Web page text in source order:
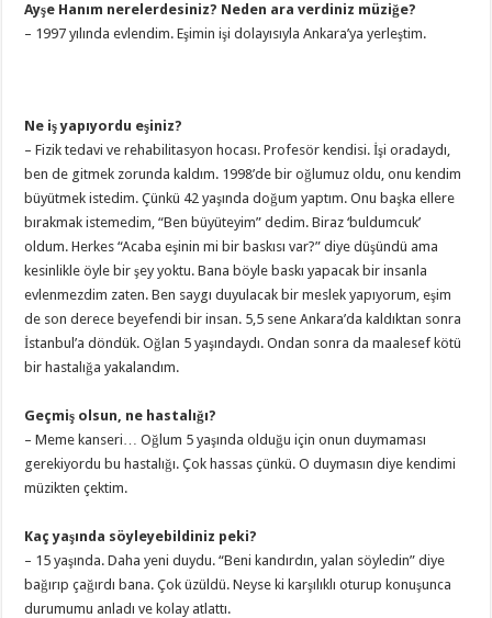
Ayşe Hanım nerelerdesiniz? Neden ara verdiniz müziğe?
– 1997 yılında evlendim. Eşimin işi dolayısıyla Ankara’ya yerleştim.
Ne iş yapıyordu eşiniz?
– Fizik tedavi ve rehabilitasyon hocası. Profesör kendisi. İşi oradaydı,
ben de gitmek zorunda kaldım. 1998’de bir oğlumuz oldu, onu kendim
büyütmek istedim. Çünkü 42 yaşında doğum yaptım. Onu başka ellere
bırakmak istemedim, “Ben büyüteyim” dedim. Biraz ‘buldumcuk’
oldum. Herkes “Acaba eşinin mi bir baskısı var?” diye düşündü ama
kesinlikle öyle bir şey yoktu. Bana böyle baskı yapacak bir insanla
evlenmezdim zaten. Ben saygı duyulacak bir meslek yapıyorum, eşim
de son derece beyefendi bir insan. 5,5 sene Ankara’da kaldıktan sonra
İstanbul’a döndük. Oğlan 5 yaşındaydı. Ondan sonra da maalesef kötü
bir hastalığa yakalandım.
Geçmiş olsun, ne hastalığı?
– Meme kanseri… Oğlum 5 yaşında olduğu için onun duymaması
gerekiyordu bu hastalığı. Çok hassas çünkü. O duymasın diye kendimi
müzikten çektim.
Kaç yaşında söyleyebildiniz peki?
– 15 yaşında. Daha yeni duydu. “Beni kandırdın, yalan söyledin” diye
bağırıp çağırdı bana. Çok üzüldü. Neyse ki karşılıklı oturup konuşunca
durumumu anladı ve kolay atlattı.